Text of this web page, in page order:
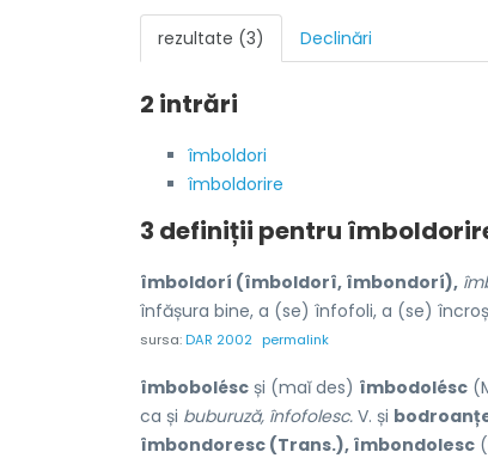
rezultate (3) Declinări
2 intrări
îmboldori
îmboldorire
3 definiții pentru
îmboldorí (îmboldorî, îmbondorí),
înfășura bine, a (se) înfofoli, a (se)
sursa:DAR 2002 permalink
îmbobolésc și (maĭ des) îmbodolésc
ca și buburuză, înfofolesc. V. și
îmbondoresc (Trans.), îmbondolesc